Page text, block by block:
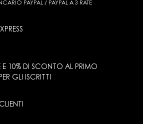
PAYPAL / PAYPAL A 3 RATE
E 10% DI SCONTO AL PRIMO
GLI ISCRITTI